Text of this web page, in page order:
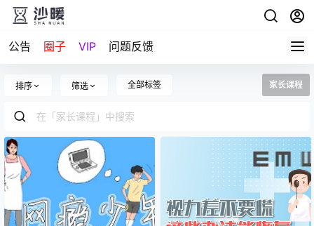
公告 圈子 VIP 问题反馈
排序 筛选 全部标签 家长课程